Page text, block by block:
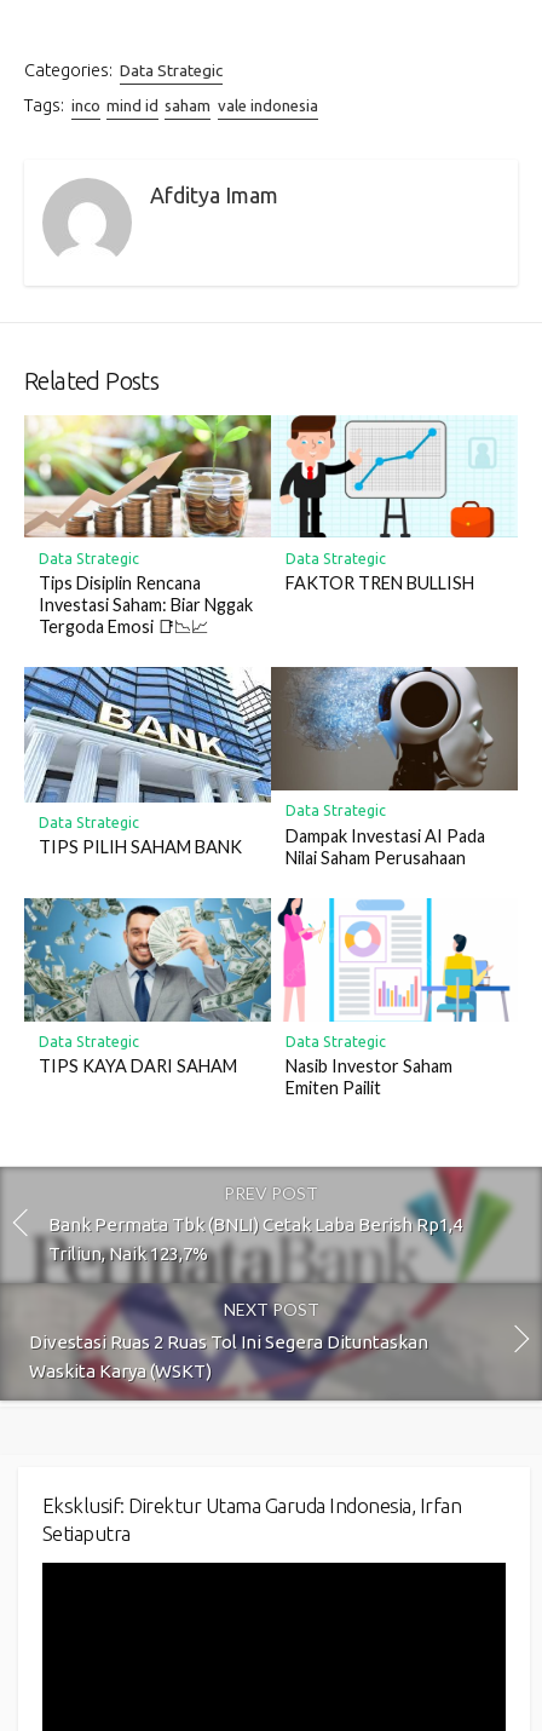
Categories: Data Strategic
Tags: inco mind id saham vale indonesia
Afditya Imam
Related Posts
Data Strategic
Tips Disiplin Rencana
Investasi Saham: Biar Nggak
Tergoda Emosi 📑📉📈
Data Strategic
FAKTOR TREN BULLISH
Data Strategic
TIPS PILIH SAHAM BANK
Data Strategic
Dampak Investasi AI Pada
Nilai Saham Perusahaan
Data Strategic
TIPS KAYA DARI SAHAM
Data Strategic
Nasib Investor Saham
Emiten Pailit
PREV POST
Bank Permata Tbk (BNLI) Cetak Laba Berish Rp1,4
Triliun, Naik 123,7%
NEXT POST
Divestasi Ruas 2 Ruas Tol Ini Segera Dituntaskan
Waskita Karya (WSKT)
Eksklusif: Direktur Utama Garuda Indonesia, Irfan
Setiaputra